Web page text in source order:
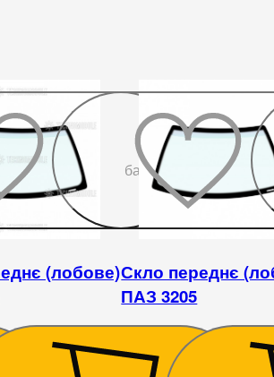
До
бажаного
(лобове)Скло переднє
ПАЗ 3205